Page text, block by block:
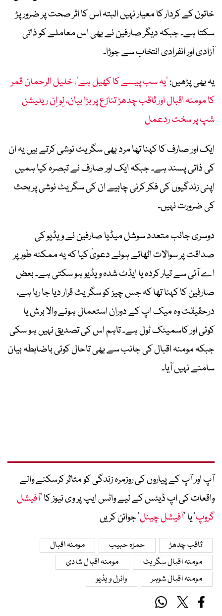
خاتون کے کردار کا معیار نہیں البتہ اس کا اثر صحت پر ضرور پڑ
سکتا ہے۔ جبکہ دیگر صارفین نے بھی اس معاملے کو ذاتی
آزادی اور انفرادی انتخاب سے جوڑا۔
یہ بھی پڑھیں:’یہ سب پیسے کا کھیل ہے‘، خلیل الرحمان قمر
کا مومنہ اقبال اور ثاقب چدھڑ تنازع پر بڑا بیان، لِو اِن ریلیشن
شپ پر سخت ردعمل
ایک اور صارف کا کہنا تھا مرد بھی سگریٹ نوشی کرتے ہیں یہ ان
کی ذاتی پسند ہے۔ جبکہ ایک اور صارف نے تبصرہ کیا ہمیں
اپنی زندگیوں کی فکر کرنی چاہیے ان کی سگریٹ نوشی پر بحث
کی ضرورت نہیں۔
دوسری جانب متعدد سوشل میڈیا صارفین نے ویڈیو کی
صداقت پر سوالات اٹھاتے ہوئے دعویٰ کیا کہ یہ ممکنہ طور پر
اے آئی سے تیار کردہ یا ایڈٹ شدہ ویڈیو ہو سکتی ہے۔ بعض
صارفین کا کہنا تھا کہ جس چیز کو سگریٹ قرار دیا جا رہا ہے،
درحقیقت وہ میک اپ کے دوران استعمال ہونے والا برش یا
کوئی اور کاسمیٹک ٹول ہے۔ تاہم اس کی تصدیق نہیں ہو سکی
جبکہ مومنہ اقبال کی جانب سے بھی تاحال کوئی باضابطہ بیان
سامنے نہیں آیا۔
آپ اور آپ کے پیاروں کی روزمرہ زندگی کو متاثر کرسکنے والے
واقعات کی اپ ڈیٹس کے لیے واٹس ایپ پر وی نیوز کا ’آفیشل
گروپ‘ یا ’آفیشل چینل‘ جوائن کریں
ثاقب چدھڑ حمزہ حبیب
مومنہ اقبال
مومنہ اقبال سگریٹ
مومنہ اقبال شادی
مومنہ اقبال شوہر
وائرل ویڈیو